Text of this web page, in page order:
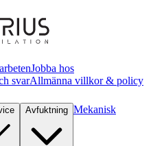
Jobba hos
svarAllmänna villkor & policy
Avfuktning Mekanisk